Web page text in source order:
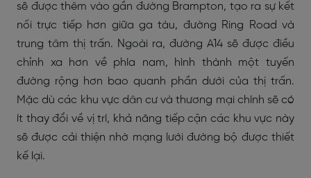
sẽ được thêm vào gần đường Brampton, tạo ra sự kết
nối trực tiếp hơn giữa ga tàu, đường Ring Road và
trung tâm thị trấn. Ngoài ra, đường A14 sẽ được điều
chỉnh xa hơn về phía nam, hình thành một tuyến
đường rộng hơn bao quanh phần dưới của thị trấn.
Mặc dù các khu vực dân cư và thương mại chính sẽ có
ít thay đổi về vị trí, khả năng tiếp cận các khu vực này
sẽ được cải thiện nhờ mạng lưới đường bộ được thiết
kế lại.